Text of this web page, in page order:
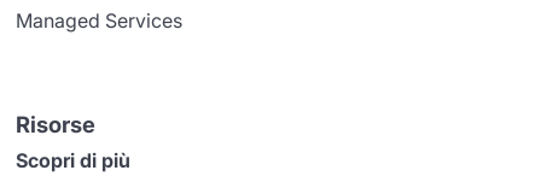
Managed Services
Risorse
Scopri di più